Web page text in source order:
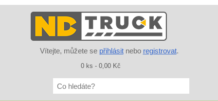
Vítejte, můžete se přihlásitnebo registrovat.
0 ks - 0,00 Kč